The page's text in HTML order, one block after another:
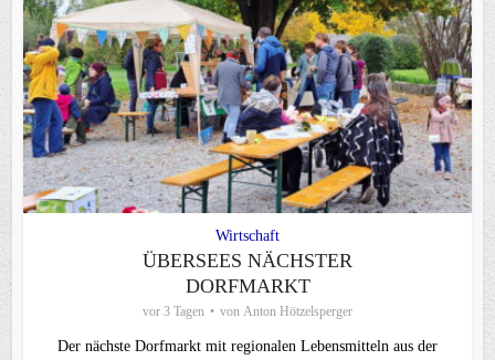
Wirtschaft
ÜBERSEES NÄCHSTER
DORFMARKT
vor 3 Tagen von Anton Hötzelsperger
Der nächste Dorfmarkt mit regionalen Lebensmitteln aus der